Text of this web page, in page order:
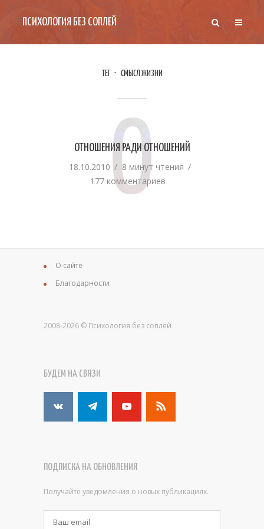
ПСИХОЛОГИЯ БЕЗ СОПЛЕЙ
ТЕГ СМЫСЛ ЖИЗНИ
ОТНОШЕНИЯ РАДИ ОТНОШЕНИЙ
18.10.2010
8 минут чтения
177 комментариев
О
О сайте
Благодарности
2008-2026 © Психология без соплей
БУДЕМ НА СВЯЗИ
ПОДПИСКА НА ОБНОВЛЕНИЯ
Получайте уведомления о новых публикациях.